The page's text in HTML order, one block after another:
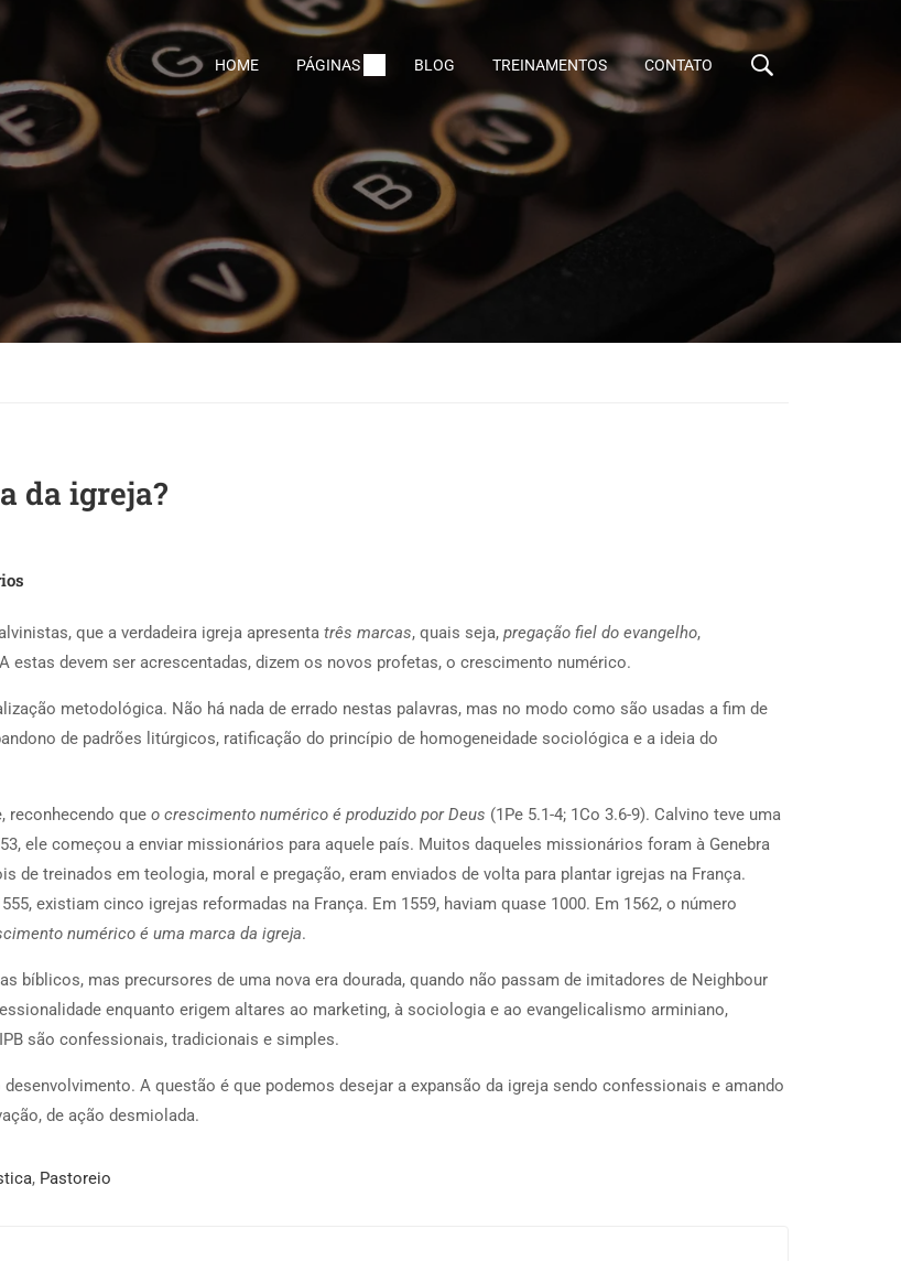
HOME PÁGINAS BLOG TREINAMENTOS CONTATO
da igreja?
que a verdadeira igreja apresenta três marcas, quais seja, pregação fiel do evangelho,
estas devem ser acrescentadas, dizem os novos profetas, o crescimento numérico.
metodológica. Não há nada de errado nestas palavras, mas no modo como são usadas a fim de
de padrões litúrgicos, ratificação do princípio de homogeneidade sociológica e a ideia do
reconhecendo que o crescimento numérico é produzido por Deus (1Pe 5.1-4; 1Co 3.6-9). Calvino teve uma
ele começou a enviar missionários para aquele país. Muitos daqueles missionários foram à Genebra
de treinados em teologia, moral e pregação, eram enviados de volta para plantar igrejas na França.
existiam cinco igrejas reformadas na França. Em 1559, haviam quase 1000. Em 1562, o número
numérico é uma marca da igreja.
bíblicos, mas precursores de uma nova era dourada, quando não passam de imitadores de Neighbour
enquanto erigem altares ao marketing, à sociologia e ao evangelicalismo arminiano,
são confessionais, tradicionais e simples.
A questão é que podemos desejar a expansão da igreja sendo confessionais e amando
de ação desmiolada.
, Pastoreio